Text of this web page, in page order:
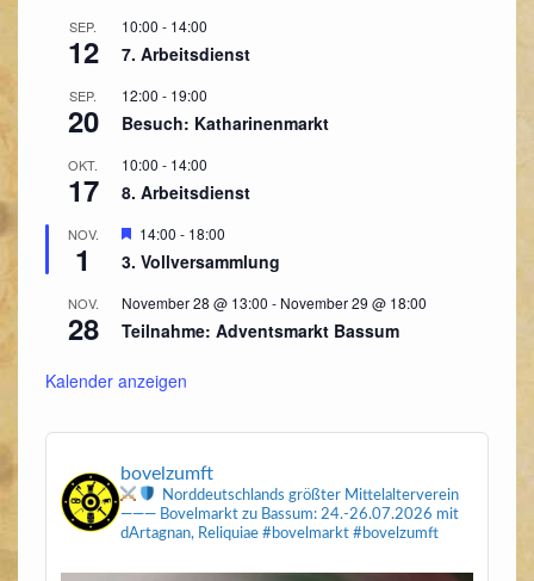
SEP.
12
10:00 - 14:00
7. Arbeitsdienst
SEP.
20
12:00 - 19:00
Besuch: Katharinenmarkt
OKT.
17
10:00 - 14:00
8. Arbeitsdienst
NOV.
1
Hervorgehoben
14:00 - 18:00
3. Vollversammlung
NOV.
28
November 28 @ 13:00 - November 29 @ 18:00
Teilnahme: Adventsmarkt Bassum
Kalender anzeigen
bovelzumft
Norddeutschlands größter Mittelalterverein
——— Bovelmarkt zu Bassum: 24.-26.07.2026 mit
dArtagnan, Reliquiae#bovelmarkt #bovelzumft